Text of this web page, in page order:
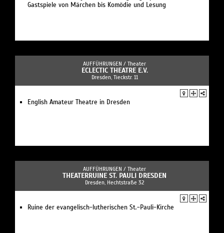
Gastspiele von Märchen bis Komödie und Lesung
AUFFÜHRUNGEN / Theater
ECLECTIC THEATRE E.V.
Dresden, Tieckstr. 11
English Amateur Theatre in Dresden
AUFFÜHRUNGEN / Theater
THEATERRUINE ST. PAULI DRESDEN
Dresden, Hechtstraße 32
Ruine der evangelisch-lutherischen St.-Pauli-Kirche